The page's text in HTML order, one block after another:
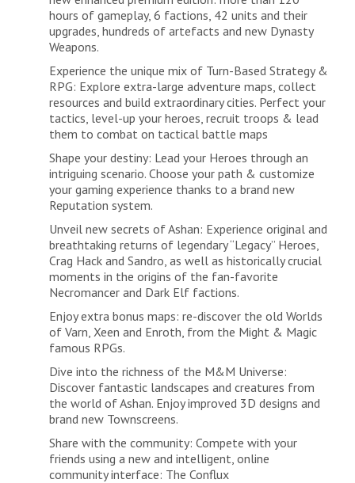
hours of gameplay, 6 factions, 42 units and their
upgrades, hundreds of artefacts and new Dynasty
Weapons.
Experience the unique mix of Turn-Based Strategy &
RPG: Explore extra-large adventure maps, collect
resources and build extraordinary cities. Perfect your
tactics, level-up your heroes, recruit troops & lead
them to combat on tactical battle maps
Shape your destiny: Lead your Heroes through an
intriguing scenario. Choose your path & customize
your gaming experience thanks to a brand new
Reputation system.
Unveil new secrets of Ashan: Experience original and
breathtaking returns of legendary “Legacy” Heroes,
Crag Hack and Sandro, as well as historically crucial
moments in the origins of the fan-favorite
Necromancer and Dark Elf factions.
Enjoy extra bonus maps: re-discover the old Worlds
of Varn, Xeen and Enroth, from the Might & Magic
famous RPGs.
Dive into the richness of the M&M Universe:
Discover fantastic landscapes and creatures from
the world of Ashan. Enjoy improved 3D designs and
brand new Townscreens.
Share with the community: Compete with your
friends using a new and intelligent, online
community interface: The Conflux